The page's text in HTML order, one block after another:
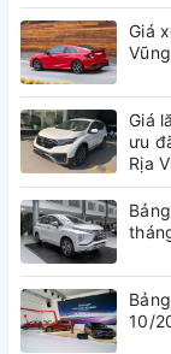
được.
Giá
Giá
ưu
Rịa
10/